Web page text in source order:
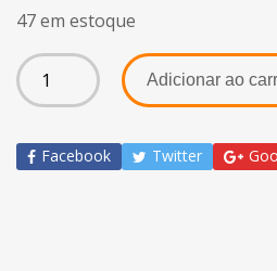
47 em estoque
Adicionar ao
Facebook Twitter